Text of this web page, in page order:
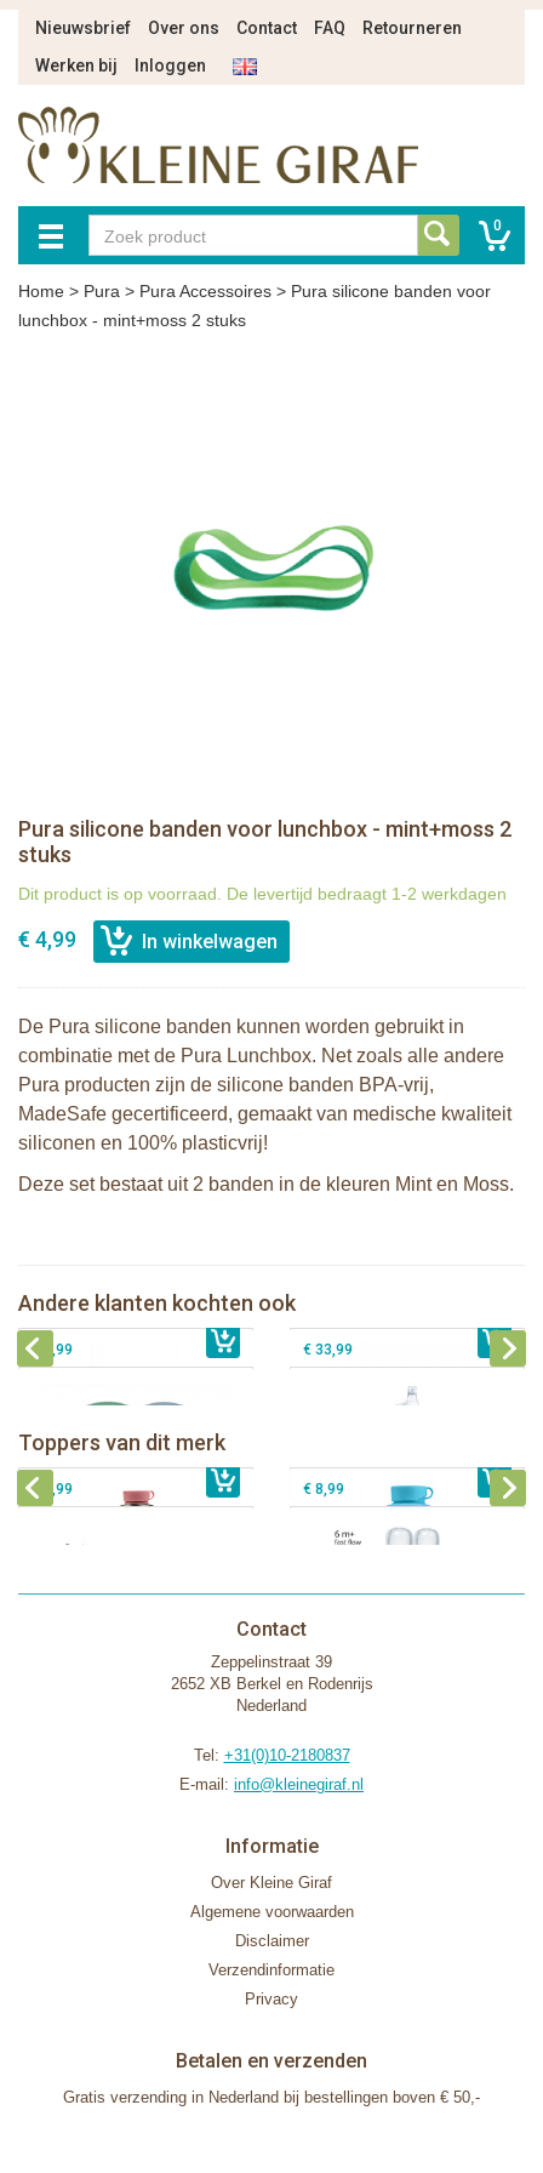
Nieuwsbrief Over ons Contact FAQ
Retourneren
Werken bij
Inloggen
0
Home > Pura > Pura Accessoires > Pura silicone banden voor
lunchbox - mint+moss 2 stuks
Pura silicone banden voor lunchbox - mint+moss 2
stuks
Dit product is op voorraad. De levertijd bedraagt 1-2 werkdagen
€ 4,99
De Pura silicone banden kunnen worden gebruikt in
combinatie met de Pura Lunchbox. Net zoals alle andere
Pura producten zijn de silicone banden BPA-vrij,
MadeSafe gecertificeerd, gemaakt van medische kwaliteit
siliconen en 100% plasticvrij!
Deze set bestaat uit 2 banden in de kleuren Mint en Moss.
Andere klanten kochten ook
€ 28,99
Pura silicone afsluitdisk Moss en Mint
- 2 stuks
€ 8,99 € 33,99
Toppers van dit merk
unicorn sleeve
€ 40,99
Pura Sportfles 550 ml + Aqua sleeve
Pura silicone tuit 2 stuks
€ 9,99 € 8,99
Contact
Zeppelinstraat 39
2652 XB Berkel en Rodenrijs
Nederland
Tel: +31(0)10-2180837
E-mail: info@kleinegiraf.nl
Informatie
Over Kleine Giraf
Algemene voorwaarden
Disclaimer
Verzendinformatie
Privacy
Betalen en verzenden
Gratis verzending in Nederland bij bestellingen boven € 50,-